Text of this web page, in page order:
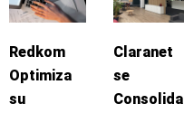
Redkom
Optimiza
su
Claranet
se
Consolida